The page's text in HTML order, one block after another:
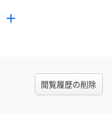
閲覧履歴の削除